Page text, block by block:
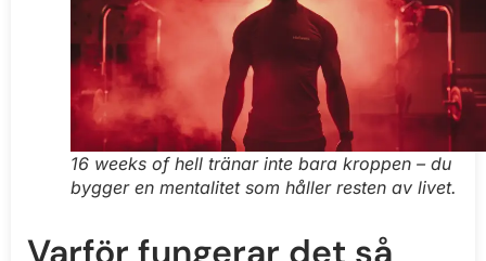
16 weeks of hell tränar inte bara kroppen – du
bygger en mentalitet som håller resten av livet.